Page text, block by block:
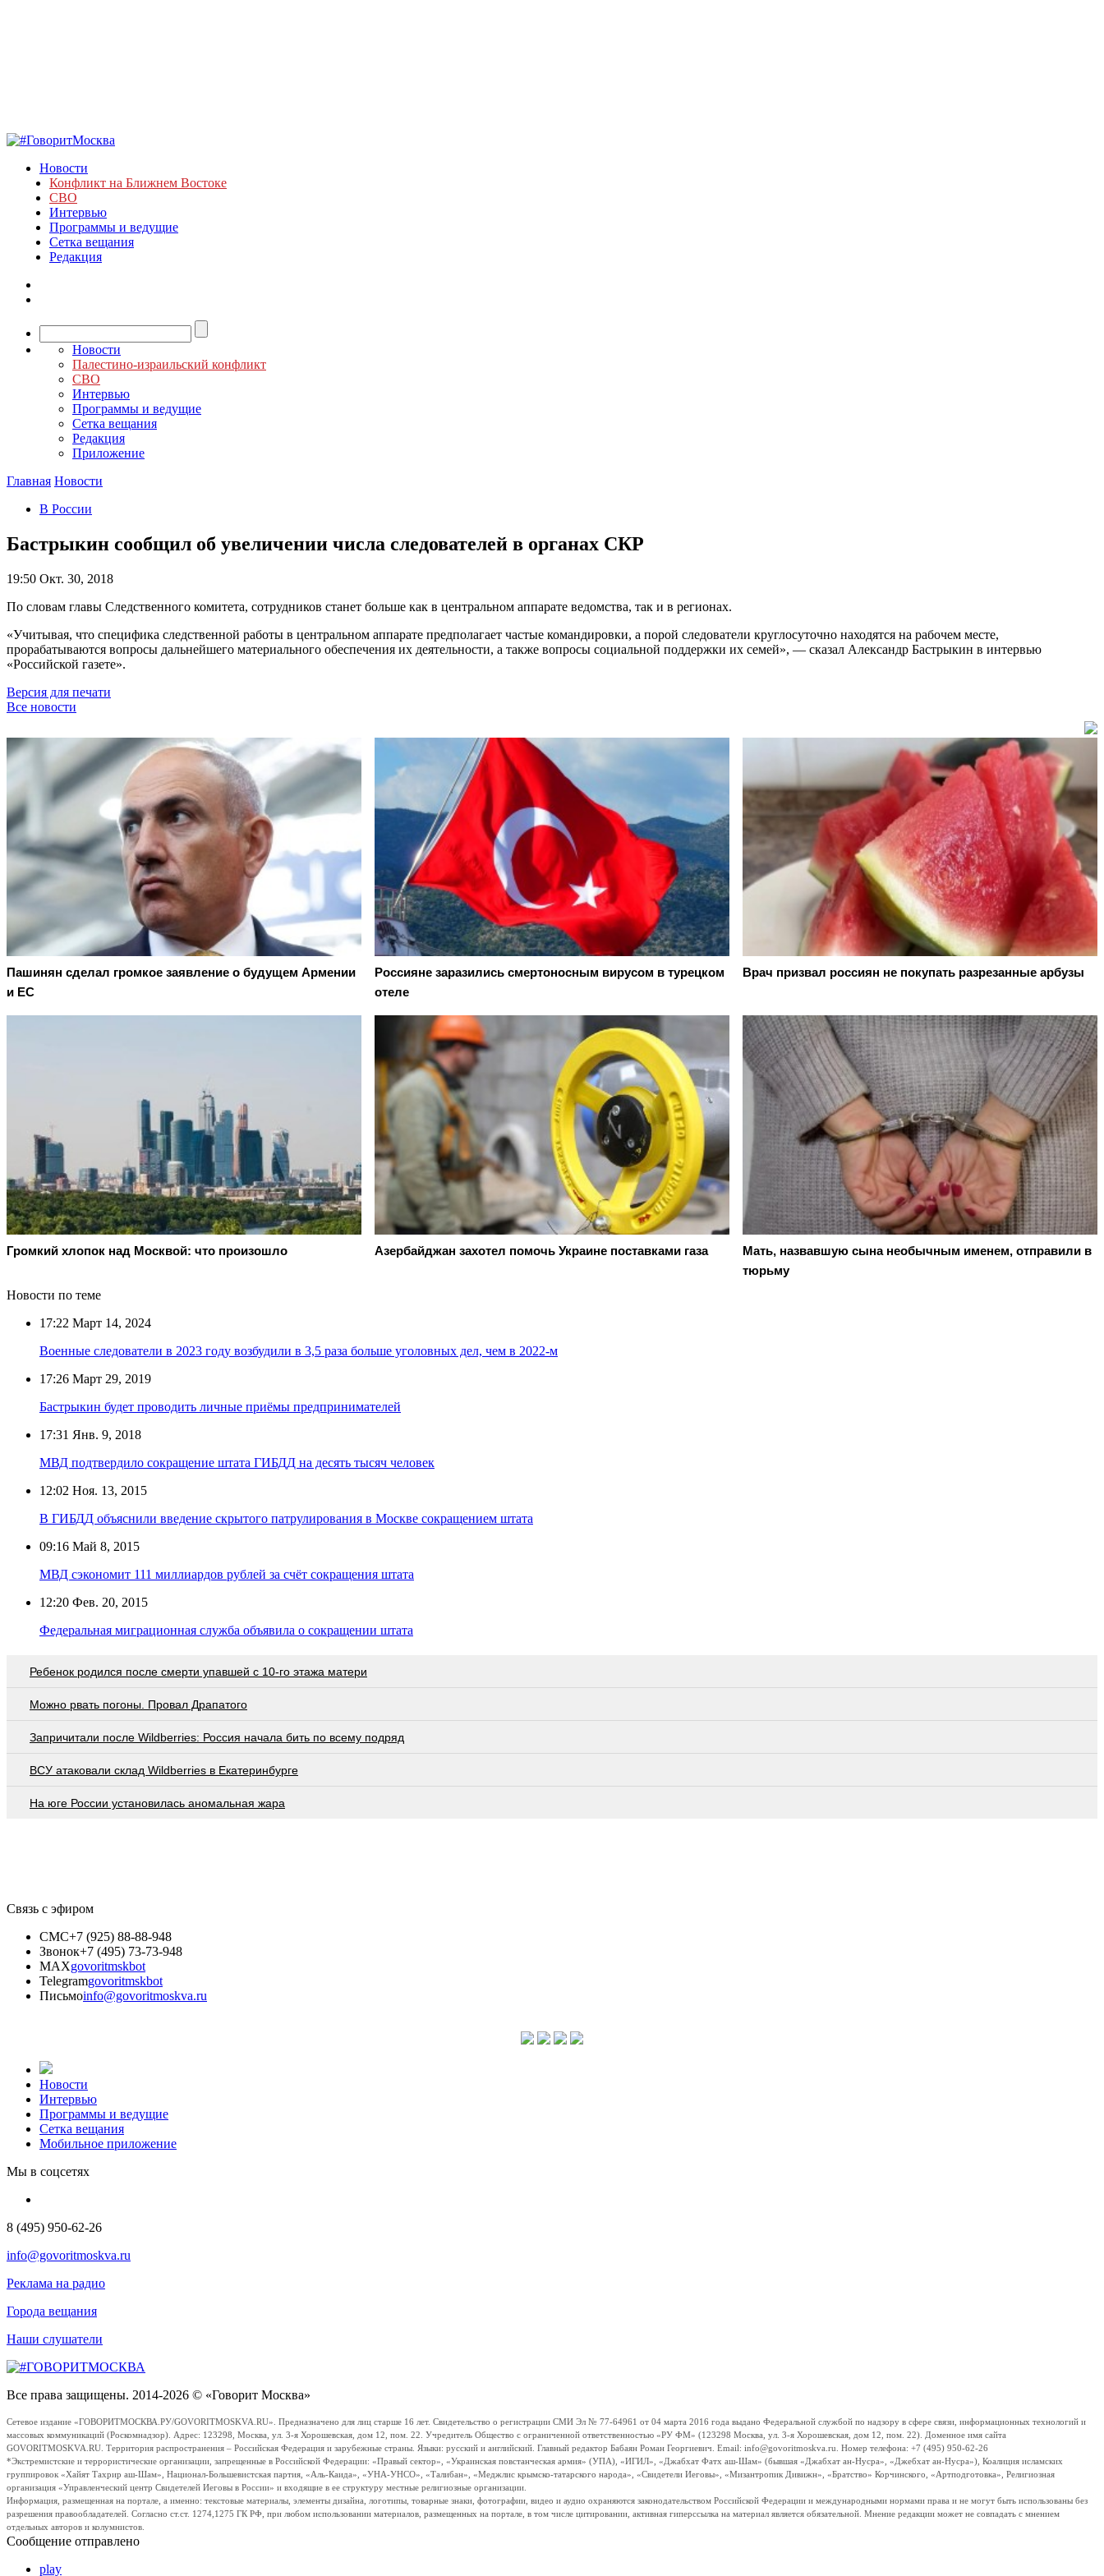
Новости
Конфликт на Ближнем Востоке
СВО
Интервью
Программы и ведущие
Сетка вещания
Редакция
Новости
Палестино-израильский конфликт
СВО
Интервью
Программы и ведущие
Сетка вещания
Редакция
Приложение
Главная Новости
В России
Бастрыкин сообщил об увеличении числа следователей в органах СКР
19:50 Окт. 30, 2018
По словам главы Следственного комитета, сотрудников станет больше как в центральном аппарате ведомства, так и в регионах.
«Учитывая, что специфика следственной работы в центральном аппарате предполагает частые командировки, а порой следователи круглосуточно находятся на рабочем месте,
прорабатываются вопросы дальнейшего материального обеспечения их деятельности, а также вопросы социальной поддержки их семей», — сказал Александр Бастрыкин в интервью
«Российской газете».
Версия для печати
Все новости
Пашинян сделал громкое заявление о будущем Армении
и ЕС
Россияне заразились смертоносным вирусом в турецком
отеле
Врач призвал россиян не покупать разрезанные арбузы
Громкий хлопок над Москвой: что произошло Азербайджан захотел помочь Украине поставками газа
Мать, назвавшую сына необычным именем, отправили в
тюрьму
Новости по теме
17:22 Март 14, 2024
Военные следователи в 2023 году возбудили в 3,5 раза больше уголовных дел, чем в 2022-м
17:26 Март 29, 2019
Бастрыкин будет проводить личные приёмы предпринимателей
17:31 Янв. 9, 2018
МВД подтвердило сокращение штата ГИБДД на десять тысяч человек
12:02 Ноя. 13, 2015
В ГИБДД объяснили введение скрытого патрулирования в Москве сокращением штата
09:16 Май 8, 2015
МВД сэкономит 111 миллиардов рублей за счёт сокращения штата
12:20 Фев. 20, 2015
Федеральная миграционная служба объявила о сокращении штата
Ребенок родился после смерти упавшей с 10-го этажа матери
Можно рвать погоны. Провал Драпатого
Запричитали после Wildberries: Россия начала бить по всему подряд
ВСУ атаковали склад Wildberries в Екатеринбурге
На юге России установилась аномальная жара
Связь с эфиром
СМС+7 (925) 88-88-948
Звонок+7 (495) 73-73-948
MAXgovoritmskbot
Telegramgovoritmskbot
Письмоinfo@govoritmoskva.ru
Новости
Интервью
Программы и ведущие
Сетка вещания
Мобильное приложение
Мы в соцсетях
8 (495) 950-62-26
info@govoritmoskva.ru
Реклама на радио
Города вещания
Наши слушатели
Все права защищены. 2014-2026 © «Говорит Москва»
Сетевое издание «ГОВОРИТМОСКВА.РУ/GOVORITMOSKVA.RU». Предназначено для лиц старше 16 лет. Свидетельство о регистрации СМИ Эл № 77-64961 от 04 марта 2016 года выдано Федеральной службой по надзору в сфере связи, информационных технологий и
массовых коммуникаций (Роскомнадзор). Адрес: 123298, Москва, ул. 3-я Хорошевская, дом 12, пом. 22. Учредитель Общество с ограниченной ответственностью «РУ ФМ» (123298 Москва, ул. 3-я Хорошевская, дом 12, пом. 22). Доменное имя сайта
GOVORITMOSKVA.RU. Территория распространения – Российская Федерация и зарубежные страны. Языки: русский и английский. Главный редактор Бабаян Роман Георгиевич. Email: info@govoritmoskva.ru. Номер телефона: +7 (495) 950-62-26
*Экстремистские и террористические организации, запрещенные в Российской Федерации: «Правый сектор», «Украинская повстанческая армия» (УПА), «ИГИЛ», «Джабхат Фатх аш-Шам» (бывшая «Джабхат ан-Нусра», «Джебхат ан-Нусра»), Коалиция исламских
группировок «Хайят Тахрир аш-Шам», Национал-Большевистская партия, «Аль-Каида», «УНА-УНСО», «Талибан», «Меджлис крымско-татарского народа», «Свидетели Иеговы», «Мизантропик Дивижн», «Братство» Корчинского, «Артподготовка», Религиозная
организация «Управленческий центр Свидетелей Иеговы в России» и входящие в ее структуру местные религиозные организации.
Информация, размещенная на портале, а именно: текстовые материалы, элементы дизайна, логотипы, товарные знаки, фотографии, видео и аудио охраняются законодательством Российской Федерации и международными нормами права и не могут быть использованы без
разрешения правообладателей. Согласно ст.ст. 1274,1275 ГК РФ, при любом использовании материалов, размещенных на портале, в том числе цитировании, активная гиперссылка на материал является обязательной. Мнение редакции может не совпадать с мнением
отдельных авторов и колумнистов.
Сообщение отправлено
play